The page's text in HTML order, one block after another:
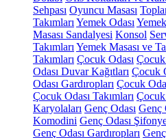
Sehpası Oyuncu Masası
Takımları Yemek Odası
Masası Sandalyesi Konsol
Takımları Yemek Masası ve
Takımları Çocuk Odası Çocuk
Odası Duvar Kağıtları Çocuk
Odası Gardıropları Çocuk
Çocuk Odası Takımları
Karyolaları Genç Odası Genç
Komodini Genç Odası
Genç Odası Gardıropları